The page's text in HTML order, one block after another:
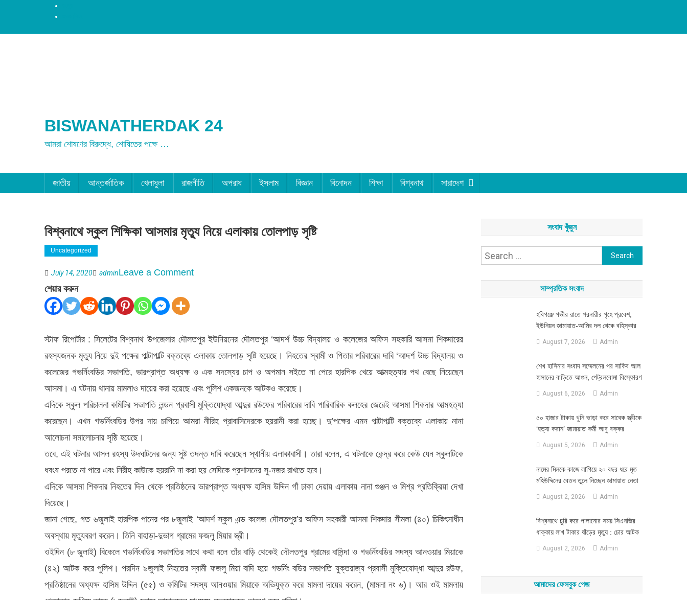
BISWANATHERDAK 24
আমরা শোষণের বিরুদ্ধে, শোষিতের পক্ষে …
জাতীয় আন্তর্জাতিক খেলাধুলা রাজনীতি অপরাধ ইসলাম বিজ্ঞান বিনোদন শিক্ষা বিশ্বনাথ সারাদেশ
বিশ্বনাথে স্কুল শিক্ষিকা আসমার মৃত্যু নিয়ে এলাকায় তোলপাড় সৃষ্টি
Uncategorized
July 14, 2020 adminLeave a Commenton
আসমার
মৃত্যু
নিয়ে
এলাকায়
তোলপাড়
সৃষ্টি
শেয়ার করুন
স্টাফ রিপোর্টার : সিলেটের বিশ্বনাথ উপজেলার দৌলতপুর ইউনিয়নের দৌলতপুর ‘আদর্শ উচ্চ বিদ্যালয় ও কলেজের অফিস সহকারি আসমা শিকদারের
রহস্যজনক মৃত্যু নিয়ে দুই পক্ষের পাল্টাপাল্টি বক্তব্যে এলাকায় তোলপাড় সৃষ্টি হয়েছে। নিহতের স্বামী ও পিতার পরিবারের দাবি ‘আদর্শ উচ্চ বিদ্যালয় ও
কলেজের গভর্নিংবডির সভাপতি, ভারপ্রাপ্ত অধ্যক্ষ ও এক সদস্যের চাপ ও অপমান সইতে না পেরে হারপিক খেয়ে আত্মহত্যার পথ বেছে নিয়েছেন
আসমা। এ ঘটনায় থানায় মামলাও দায়ের করা হয়েছে এবং পুলিশ একজনকে আটকও করেছে।
এদিকে স্কুল পরিচালনা কমিটির সভাপতি লন্ডন প্রবাসী মুক্তিযোদ্ধা আব্দুর রউফের পরিবারের দাবি পারিবারিক কলহের জেরেই আসমা শিকদার আত্মহত্যা
করেছেন। এখন গভর্নিংবডির উপর দায় চাপিয়ে আমরা নীরিহ প্রাবাসিদেরকে হয়রানী করা হচ্ছে। দু’পক্ষের এমন পাল্টাপাল্টি বক্তব্যে এলাকায় নানা
আলোচনা সমালোচনার সৃষ্ঠি হয়েছে।
তবে, এই ঘটনার আসল রহস্য উদঘাটনের জন্য সুষ্ট তদন্ত দাবি করেছেন স্থানীয় এলাকাবাসী। তারা বলেন, এ ঘটনাকে কেন্দ্র করে কেউ যেন স্কুলটিকে
ধবংষ পরতে না পারে এবং নিরীহ কাউকে হয়রানি না করা হয় সেদিকে প্রশাসনের সু-নজর রাখতে হবে।
এদিকে আসমা শিকদার নিহতের দিন থেকে প্রতিষ্ঠনের ভারপ্রাপ্ত অধ্যক্ষ হাসিম উদ্দিন গাঁ ঢাকা দেয়ায় এলাকায় নানা গুঞ্জন ও মিশ্র প্রতিক্রিয়া দেখা
দিয়েছে।
জানা গেছে, গত ৬জুলাই হারপিক পানের পর ৮জুলাই ‘আদর্শ স্কুল এন্ড কলেজ দৌলতপুর’র অফিস সহকারী আসমা শিকদার সীমলা (৪০) চিকিৎসাধীন
অবস্থায় মৃত্যুবরণ করেন। তিনি বাহাড়া-দুভাগ গ্রামের ফজলু মিয়ার স্ত্রী।
ওইদিন (৮ জুলাই) বিকেলে গভর্নিংবডির সভাপতির সাথে কথা বলে তাঁর বাড়ি থেকেই দৌলতপুর গ্রামের বাসিন্দা ও গভর্নিংবডির সদস্য আনওয়ার মিয়াকে
(৪২) আটক করে পুলিশ। পরদিন ৯জুলাই নিহতের স্বামী ফজলু মিয়া বাদি হয়ে গভর্নিং বডির সভাপতি যুক্তরাজ্য প্রবাসী মুক্তিযোদ্ধা আব্দুর রউফ,
প্রতিষ্ঠানের অধ্যক্ষ হাসিম উদ্দিন (৫৫) ও কমিটির সদস্য আনওয়ার মিয়াকে অভিযুক্ত করে মামলা দায়ের করেন, (মামলা নং ৬)। আর ওই মামলায়
সংবাদ খুঁজুন
Search
সাম্প্রতিক সংবাদ
হবিগঞ্জে গভীর রাতে পরনারীর গৃহে প্রবেশ,
ইউনিয়ন জামায়াত-আমির দল থেকে বহিস্কার
August 7, 2026 Admin
শেখ হাসিনার সংবাদ সম্মেলনের পর সাকিব আল
হাসানের বাড়িতে আগুন, পেট্রলবোমা বিস্ফোরণ
August 6, 2026 Admin
৫০ হাজার টাকায় খুনি ভাড়া করে সাবেক স্ত্রীকে
‘হত্যা করান’ জামায়াত কর্মী আবু বক্কর
August 5, 2026 Admin
নামের মিলকে কাজে লাগিয়ে ২০ বছর ধরে মৃত
মহিউদ্দিনের বেতন তুলে নিচ্ছেন জামায়াত নেতা
August 2, 2026 Admin
‎বিশ্বনাথে চুরি করে পালানোর সময় সিএনজির
ধাক্কায় লাখ টাকার ষাঁড়ের মৃত্যু : চোর আটক
August 2, 2026 Admin
আমাদের ফেসবুক পেজ